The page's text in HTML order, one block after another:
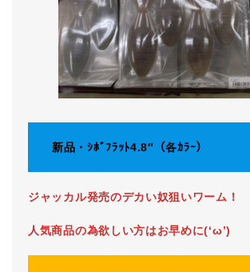
新品・ｼﾎﾞﾌﾗｯﾄ4.8″（各ｶﾗｰ）
ジャッカル発売のデカい奴狙いワーム！
人気商品の為欲しい方はお早めに(‘ω’)